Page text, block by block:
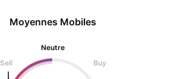
Moyennes Mobiles
Neutre
Sell
Buy